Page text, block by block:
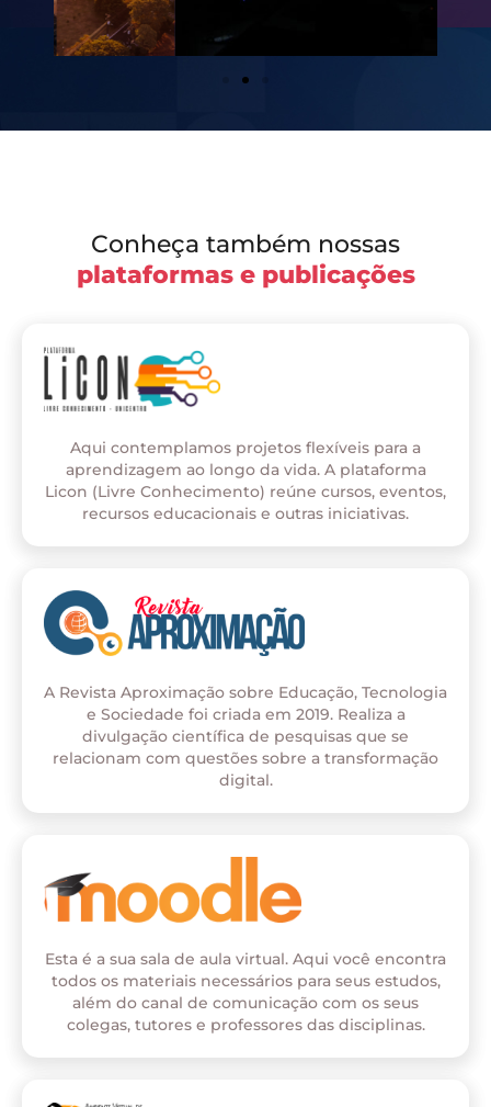
Conheça também nossas
plataformas e publicações
Aqui contemplamos projetos flexíveis para a
aprendizagem ao longo da vida. A plataforma
Licon (Livre Conhecimento) reúne cursos, eventos,
recursos educacionais e outras iniciativas.
A Revista Aproximação sobre Educação, Tecnologia
e Sociedade foi criada em 2019. Realiza a
divulgação científica de pesquisas que se
relacionam com questões sobre a transformação
digital.
Esta é a sua sala de aula virtual. Aqui você encontra
todos os materiais necessários para seus estudos,
além do canal de comunicação com os seus
colegas, tutores e professores das disciplinas.